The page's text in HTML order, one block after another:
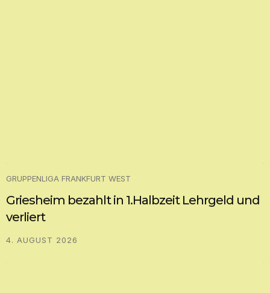
GRUPPENLIGA FRANKFURT WEST
Griesheim bezahlt in 1.Halbzeit Lehrgeld und
verliert
4. AUGUST 2026